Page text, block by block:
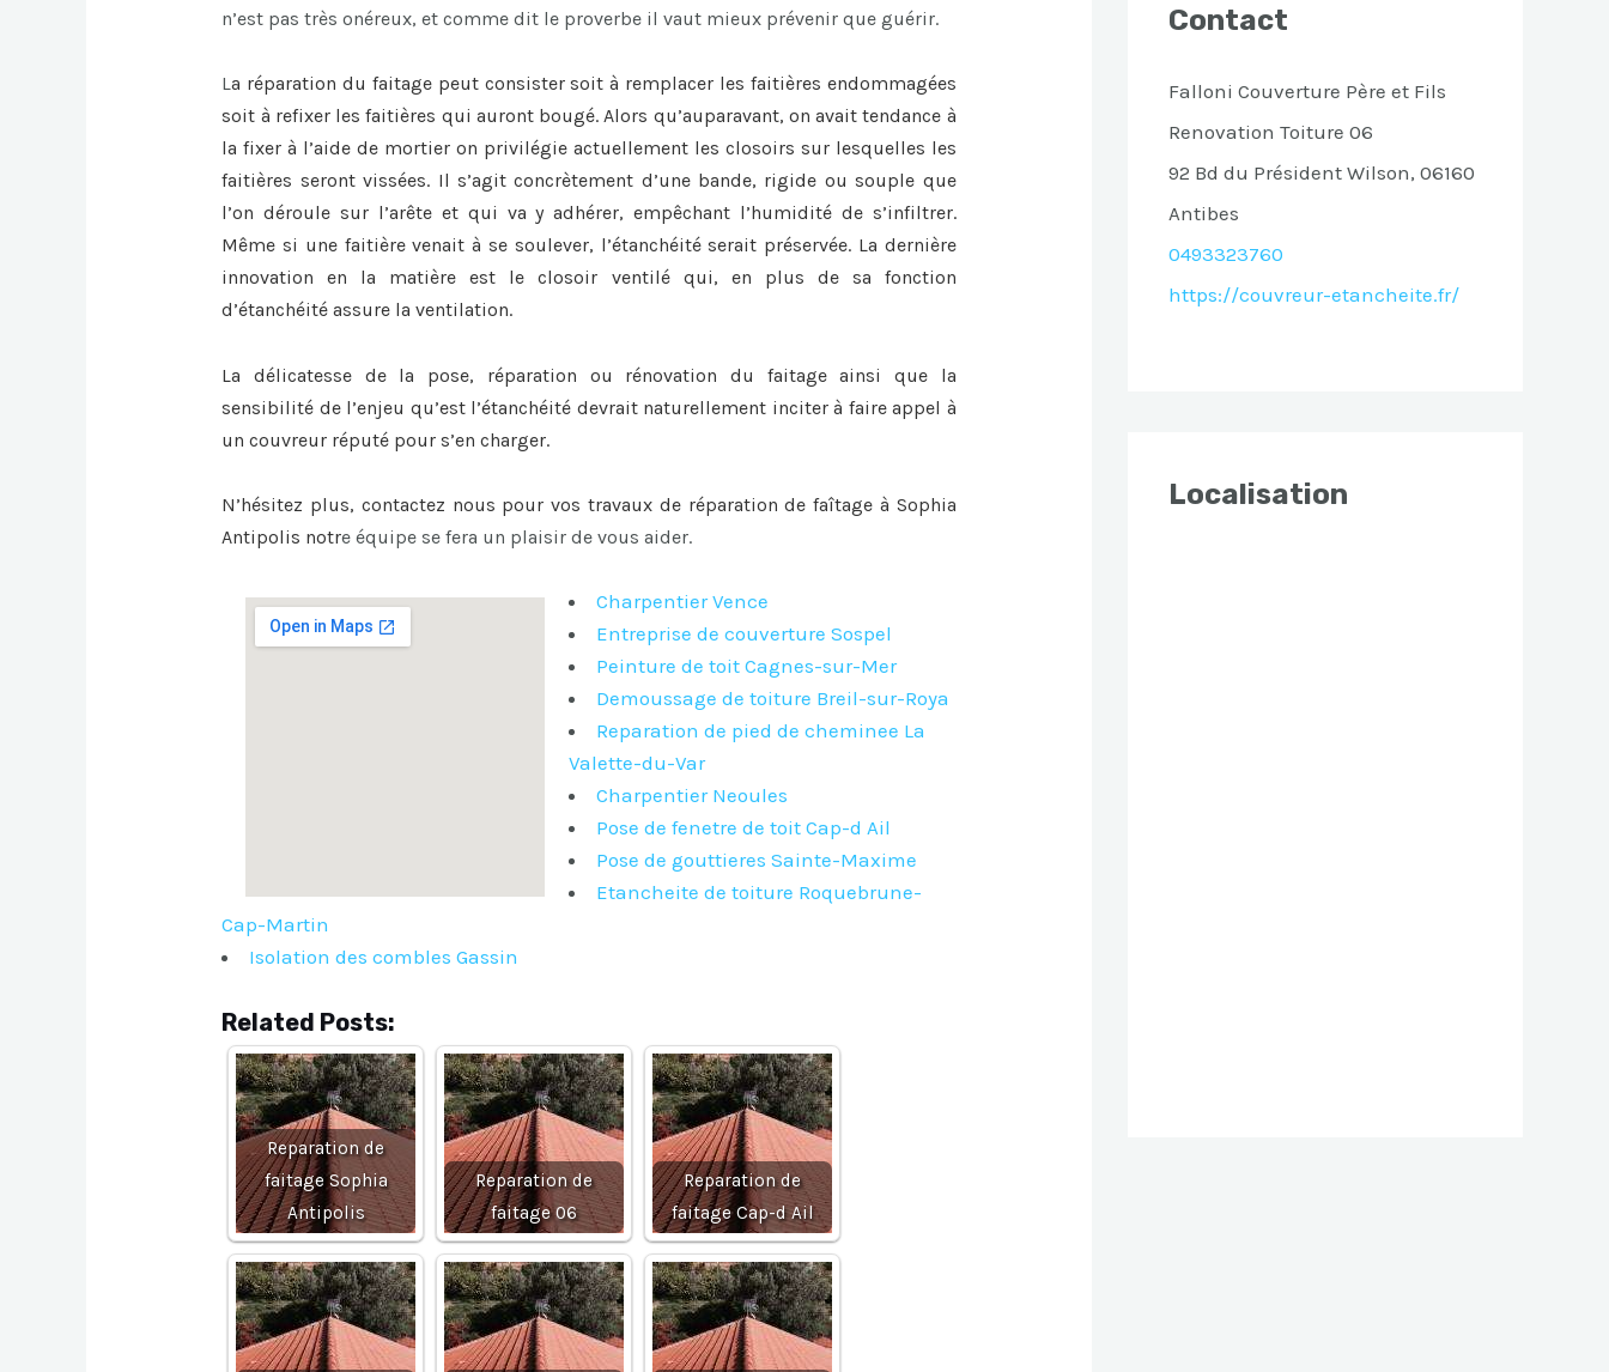
n’est pas très onéreux, et comme dit le proverbe il vaut mieux prévenir que guérir.
La réparation du faitage peut consister soit à remplacer les faitières endommagées
soit à refixer les faitières qui auront bougé. Alors qu’auparavant, on avait tendance à
la fixer à l’aide de mortier on privilégie actuellement les closoirs sur lesquelles les
faitières seront vissées. Il s’agit concrètement d’une bande, rigide ou souple que
l’on déroule sur l’arête et qui va y adhérer, empêchant l’humidité de s’infiltrer.
Même si une faitière venait à se soulever, l’étanchéité serait préservée. La dernière
innovation en la matière est le closoir ventilé qui, en plus de sa fonction
d’étanchéité assure la ventilation.
La délicatesse de la pose, réparation ou rénovation du faitageainsi que la
sensibilité de l’enjeu qu’est l’étanchéité devrait naturellement inciter à faire appel à
un couvreur réputé pour s’en charger.
N’hésitez plus, contactez nous pour vos travaux de réparation de faîtage à Sophia
Antipolis notre équipe se fera un plaisir de vous aider.
Charpentier Vence
Entreprise de couverture Sospel
Peinture de toit Cagnes-sur-Mer
Demoussage de toiture Breil-sur-Roya
Reparation de pied de cheminee La
Valette-du-Var
Charpentier Neoules
Pose de fenetre de toit Cap-d Ail
Pose de gouttieres Sainte-Maxime
Etancheite de toiture Roquebrune-
Cap-Martin
Isolation des combles Gassin
Related Posts:
Reparation de
faitage Sophia
Antipolis
Reparation de
faitage 06
Reparation de
faitage Cap-d Ail
Contact
Falloni Couverture Père et Fils
Renovation Toiture 06
92 Bd du Président Wilson, 06160
Antibes
0493323760
https://couvreur-etancheite.fr/
Localisation